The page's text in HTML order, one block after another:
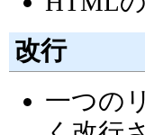
改行
一つの